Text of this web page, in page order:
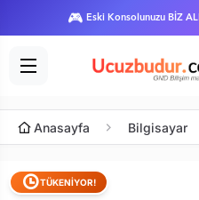
🎮 Eski Konsolunuzu BİZ
Anasayfa Bilgisayar
TÜKENİYOR!